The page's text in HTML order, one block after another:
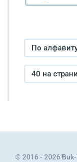
По
40 на
© 2016 - 2026